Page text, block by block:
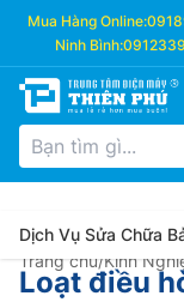
Mua Hàng Online:
Ninh Bình:
Dịch Vụ Sửa Chữa
Trang chủ/Kinh
Loạt điều